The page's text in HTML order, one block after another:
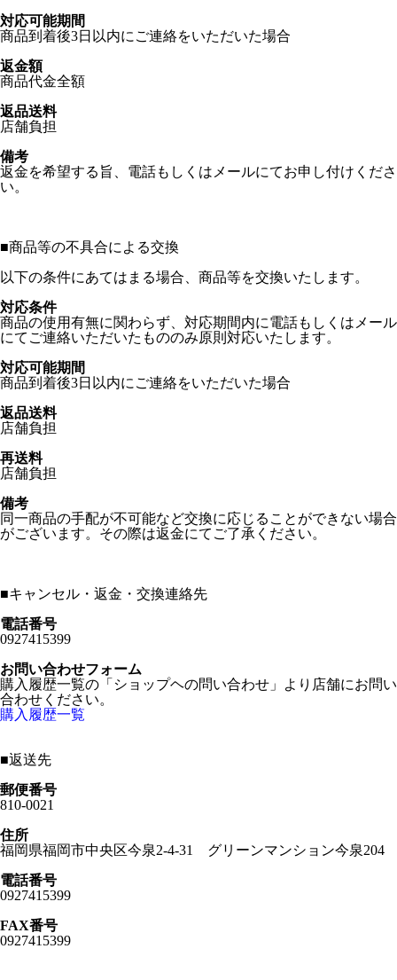
対応可能期間
商品到着後3日以内にご連絡をいただいた場合
返金額
商品代金全額
返品送料
店舗負担
備考
返金を希望する旨、電話もしくはメールにてお申し付けくださ
い。
■商品等の不具合による交換
以下の条件にあてはまる場合、商品等を交換いたします。
対応条件
商品の使用有無に関わらず、対応期間内に電話もしくはメール
にてご連絡いただいたもののみ原則対応いたします。
対応可能期間
商品到着後3日以内にご連絡をいただいた場合
返品送料
店舗負担
再送料
店舗負担
備考
同一商品の手配が不可能など交換に応じることができない場合
がございます。その際は返金にてご了承ください。
■キャンセル・返金・交換連絡先
電話番号
0927415399
お問い合わせフォーム
購入履歴一覧の「ショップヘの問い合わせ」より店舗にお問い
合わせください。
購入履歴一覧
■返送先
郵便番号
810-0021
住所
福岡県福岡市中央区今泉2-4-31 グリーンマンション今泉204
電話番号
0927415399
FAX番号
0927415399